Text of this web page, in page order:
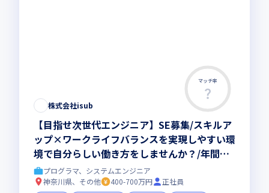
マッチ率
株式会社isub
【目指せ次世代エンジニア】SE募集/スキルア
ップ×ワークライフバランスを実現しやすい環
境で自分らしい働き方をしませんか？/年間休
日130日/残業10h以下 リモート率9割以上
プログラマ、システムエンジニア
神奈川県、その他
400-700万円
正社員